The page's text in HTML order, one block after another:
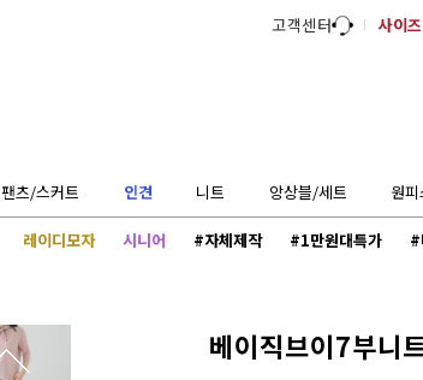
고객센터 사이
팬츠/스커트 인견 니트 앙상블/세트 원피
레이디모자 시니어 #자체제작 #1만원대특가
베이직브이7부